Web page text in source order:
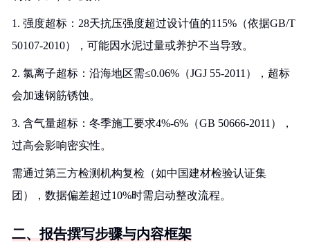
1. 强度超标：28天抗压强度超过设计值的115%（依据GB/T
50107-2010），可能因水泥过量或养护不当导致。
2. 氯离子超标：沿海地区需≤0.06%（JGJ 55-2011），超标
会加速钢筋锈蚀。
3. 含气量超标：冬季施工要求4%-6%（GB 50666-2011），
过高会影响密实性。
需通过第三方检测机构复检（如中国建材检验认证集
团），数据偏差超过10%时需启动整改流程。
二、报告撰写步骤与内容框架